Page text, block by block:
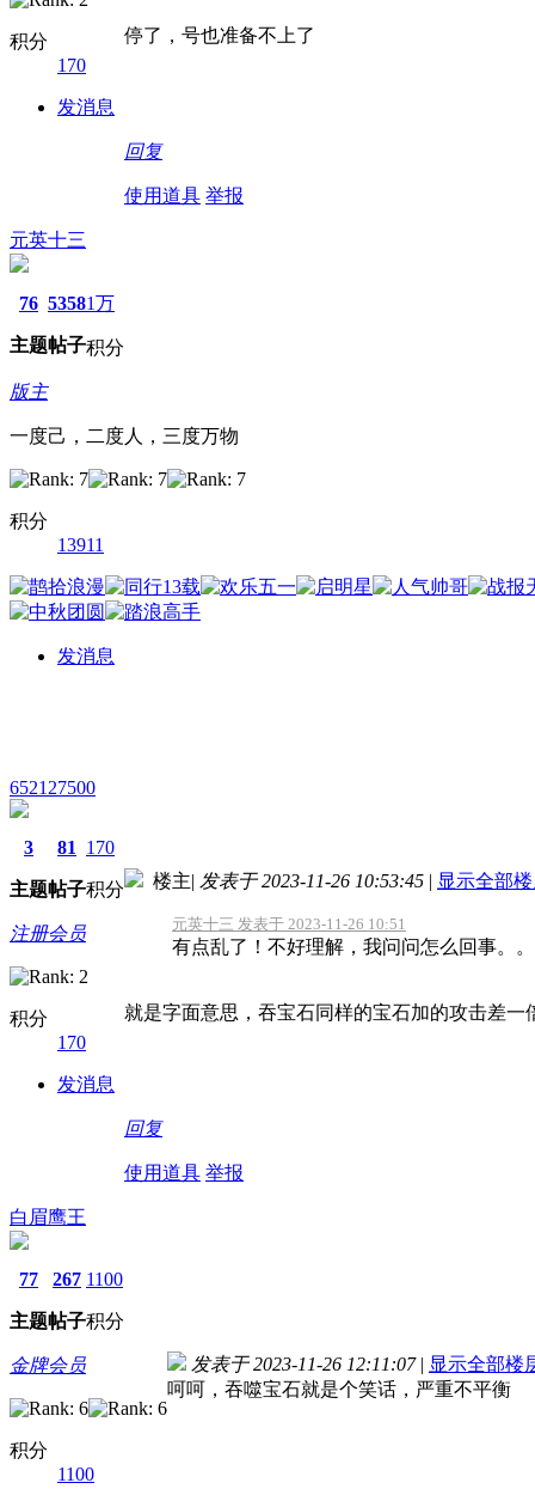
积分
170
发消息
停了，号也准备不上了
回复
使用道具 举报
元英十三
76
主题
5358
帖子
1万
积分
版主
一度己，二度人，三度万物
积分
13911
发消息
652127500
3
主题
81
帖子
170
积分
注册会员
积分
170
发消息
楼主| 发表于 2023-11-26 10:53:45 | 显示全部
元英十三 发表于 2023-11-26 10:51
有点乱了！不好理解，我问问怎么回事。。
就是字面意思，吞宝石同样的宝石加的攻击差
回复
使用道具 举报
白眉鹰王
77
主题
267
帖子
1100
积分
金牌会员
积分
1100
发表于 2023-11-26 12:11:07 | 显示全部楼
呵呵，吞噬宝石就是个笑话，严重不平衡